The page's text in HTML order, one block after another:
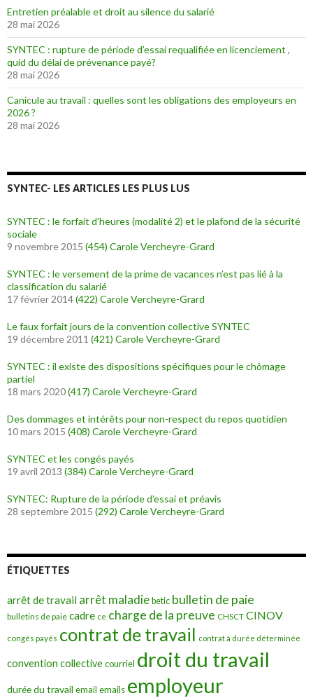
Entretien préalable et droit au silence du salarié
28 mai 2026
SYNTEC : rupture de période d’essai requalifiée en licenciement ,
quid du délai de prévenance payé?
28 mai 2026
Canicule au travail : quelles sont les obligations des employeurs en
2026 ?
28 mai 2026
SYNTEC- LES ARTICLES LES PLUS LUS
SYNTEC : le forfait d’heures (modalité 2) et le plafond de la sécurité
sociale
9 novembre 2015 (454) Carole Vercheyre-Grard
SYNTEC : le versement de la prime de vacances n’est pas lié à la
classification du salarié
17 février 2014(422) Carole Vercheyre-Grard
Le faux forfait jours de la convention collective SYNTEC
19 décembre 2011 (421) Carole Vercheyre-Grard
SYNTEC : il existe des dispositions spécifiques pour le chômage
partiel
18 mars 2020(417) Carole Vercheyre-Grard
Des dommages et intérêts pour non-respect du repos quotidien
10 mars 2015 (408) Carole Vercheyre-Grard
SYNTEC et les congés payés
19 avril 2013 (384) Carole Vercheyre-Grard
SYNTEC: Rupture de la période d’essai et préavis
28 septembre 2015 (292) Carole Vercheyre-Grard
ÉTIQUETTES
arrêt de travail arrêt maladie betic bulletin de paie
bulletins de paie cadre ce charge de la preuve CHSCT CINOV
congés payés contrat de travail contrat à durée déterminée
convention collective courriel droit du travail
durée du travail email emails employeur